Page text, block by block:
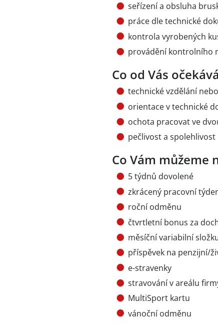
seřízení a obsluha
práce dle technické
kontrola vyrobených
provádění kontrolního
Co od Vás
technické vzdělání
orientace v technické
ochota pracovat ve
pečlivost a spolehlivost
Co Vám můžeme
5 týdnů dovolené
zkrácený pracovní
roční odměnu
čtvrtletní bonus za
měsíční variabilní
příspěvek na penzijní/
e-stravenky
stravování v areálu
MultiSport kartu
vánoční odměnu